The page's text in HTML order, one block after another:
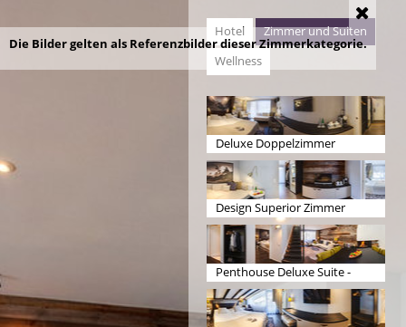
Die Bilder gelten als Referenzbilder dieser Zimmerkategorie.
Hotel
Zimmer und Suiten
Wellness
Deluxe Doppelzimmer
Design Superior Zimmer
Penthouse Deluxe Suite -
Wohnen